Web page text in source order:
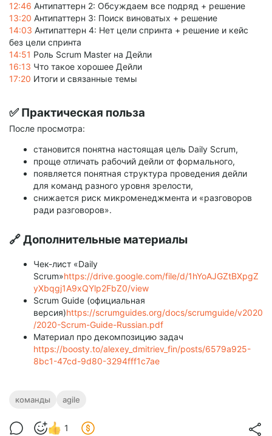
12:46 Антипаттерн 2: Обсуждаем все подряд + решение
13:20 Антипаттерн 3: Поиск виноватых + решение
14:03 Антипаттерн 4: Нет цели спринта + решение и кейс
без цели спринта
14:51 Роль Scrum Master на Дейли
16:13 Что такое хорошее Дейли
17:20 Итоги и связанные темы
✅ Практическая польза
После просмотра:
становится понятна настоящая цель Daily Scrum,
проще отличать рабочий дейли от формального,
появляется понятная структура проведения дейли
для команд разного уровня зрелости,
снижается риск микроменеджмента и «разговоров
ради разговоров».
🔗 Дополнительные материалы
Чек-лист «Daily
Scrum»https://drive.google.com/file/d/1hYoAJGZtBXpgZ
yXbqgj1A9xQYlp2FbZ0/view
Scrum Guide (официальная
версия)https://scrumguides.org/docs/scrumguide/v2020
/2020-Scrum-Guide-Russian.pdf
Материал про декомпозицию задач
https://boosty.to/alexey_dmitriev_fin/posts/6579a925-
8bc1-47cd-9d80-3294fff1c7ae
команды agile
1